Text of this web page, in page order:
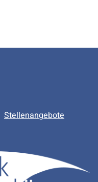
Stellenangebote